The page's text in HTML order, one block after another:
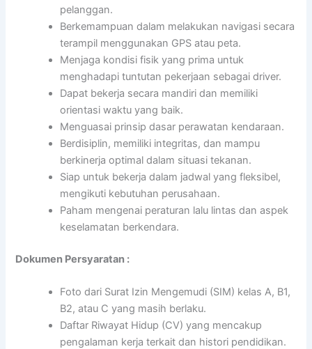
pelanggan.
Berkemampuan dalam melakukan navigasi secara
terampil menggunakan GPS atau peta.
Menjaga kondisi fisik yang prima untuk
menghadapi tuntutan pekerjaan sebagai driver.
Dapat bekerja secara mandiri dan memiliki
orientasi waktu yang baik.
Menguasai prinsip dasar perawatan kendaraan.
Berdisiplin, memiliki integritas, dan mampu
berkinerja optimal dalam situasi tekanan.
Siap untuk bekerja dalam jadwal yang fleksibel,
mengikuti kebutuhan perusahaan.
Paham mengenai peraturan lalu lintas dan aspek
keselamatan berkendara.
Dokumen Persyaratan :
Foto dari Surat Izin Mengemudi (SIM) kelas A, B1,
B2, atau C yang masih berlaku.
Daftar Riwayat Hidup (CV) yang mencakup
pengalaman kerja terkait dan histori pendidikan.